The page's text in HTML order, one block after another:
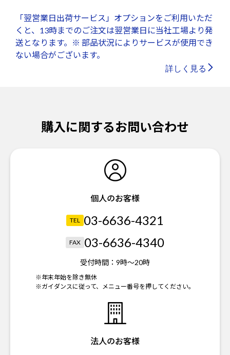
「翌営業日出荷サービス」オプションをご利用いただ
くと、13時までのご注文は翌営業日に当社工場より発
送となります。※ 部品状況によりサービスが使用でき
ない場合がございます。
詳しく見る
購入に関するお問い合わせ
個人のお客様
TEL 03-6636-4321
FAX 03-6636-4340
受付時間： 9時～20時
※年末年始を除き無休
※ガイダンスに従って、メニュー番号を押してください。
法人のお客様